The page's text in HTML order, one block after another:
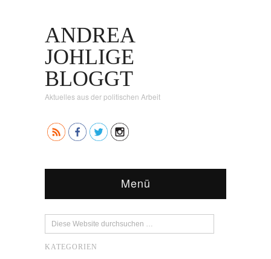
ANDREA
JOHLIGE
BLOGGT
Aktuelles aus der politischen Arbeit
Menü
KATEGORIEN